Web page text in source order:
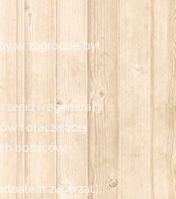
w zagrodzie był
i regeneracji.
i otaczającej
bodźców.
zwierząt).